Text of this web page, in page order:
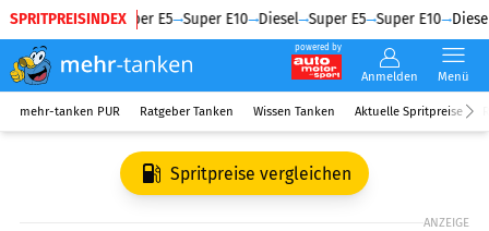
SPRITPREISINDEX
Diesel Super E5 Super E10 Diesel Super E5 Super E10 Diesel
powered by
Anmelden Menü
mehr-tanken PUR Ratgeber Tanken Wissen Tanken Aktuelle Spritpreise
Spritpreise vergleichen
ANZEIGE